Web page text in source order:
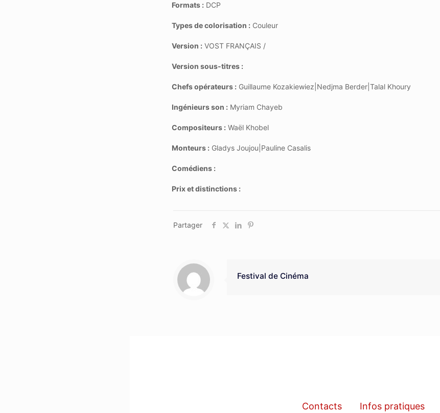
Formats : DCP
Types de colorisation : Couleur
Version : VOST FRANÇAIS /
Version sous-titres :
Chefs opérateurs : Guillaume Kozakiewiez|Nedjma Berder|Talal Khoury
Ingénieurs son : Myriam Chayeb
Compositeurs : Waël Khobel
Monteurs : Gladys Joujou|Pauline Casalis
Comédiens :
Prix et distinctions :
Partager
Festival de Cinéma
Contacts Infos pratiques